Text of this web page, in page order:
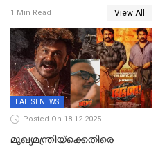
1 Min Read View All
LATEST NEWS
Posted On 18-12-2025
മുഖ്യമന്ത്രിയ്ക്കെതിരെ